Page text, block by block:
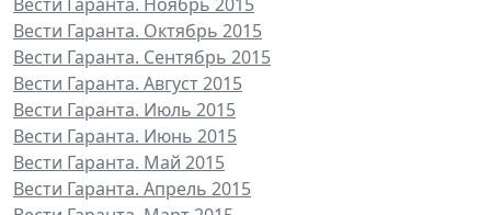
Вести Гаранта. Октябрь 2015
Вести Гаранта. Сентябрь 2015
Вести Гаранта. Август 2015
Вести Гаранта. Июль 2015
Вести Гаранта. Июнь 2015
Вести Гаранта. Май 2015
Вести Гаранта. Апрель 2015